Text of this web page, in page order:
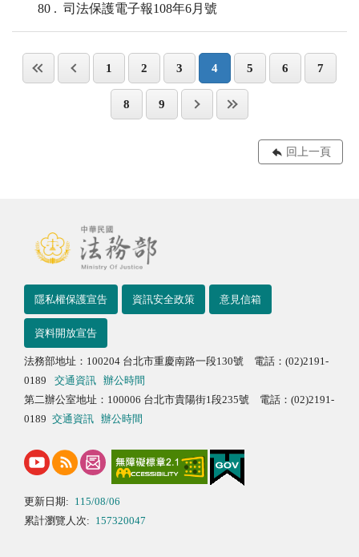
80 司法保護電子報108年6月號
1 2 3 4 5 6 7
8 9
回上一頁
隱私權保護宣告 資訊安全政策 意見信箱
資料開放宣告
法務部地址：100204 台北市重慶南路一段130號 電話：(02)2191-
0189
交通資訊
辦公時間
第二辦公室地址：100006 台北市貴陽街1段235號 電話：(02)2191-
0189 交通資訊 辦公時間
更新日期: 115/08/06
累計瀏覽人次: 157320047